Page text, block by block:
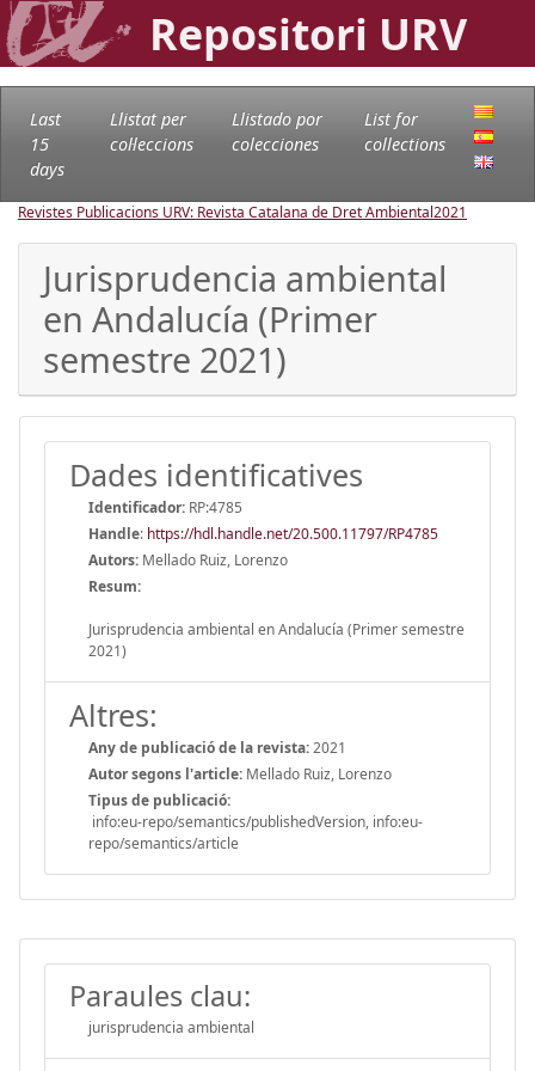
Repositori URV
Last
15
days
Llistat per
col·leccions
Llistado por
colecciones
List for
collections
Revistes Publicacions URV: Revista Catalana de Dret Ambiental2021
Jurisprudencia ambiental
en Andalucía (Primer
semestre 2021)
Dades identificatives
Identificador: RP:4785
Handle: https://hdl.handle.net/20.500.11797/RP4785
Autors: Mellado Ruiz, Lorenzo
Resum:
Jurisprudencia ambiental en Andalucía (Primer semestre
2021)
Altres:
Any de publicació de la revista:2021
Autor segons l'article: Mellado Ruiz, Lorenzo
Tipus de publicació:
info:eu-repo/semantics/publishedVersion, info:eu-
repo/semantics/article
Paraules clau:
jurisprudencia ambiental